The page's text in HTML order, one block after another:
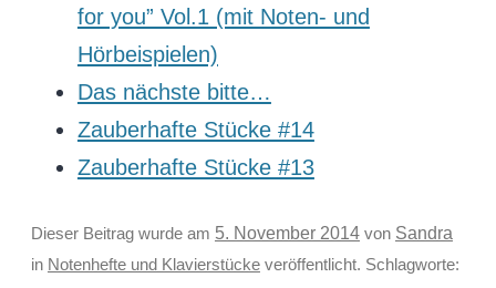
for you” Vol.1 (mit Noten- und
Hörbeispielen)
Das nächste bitte…
Zauberhafte Stücke #14
Zauberhafte Stücke #13
Dieser Beitrag wurde am 5. November 2014von Sandra
in Notenhefte und Klavierstückeveröffentlicht. Schlagworte: